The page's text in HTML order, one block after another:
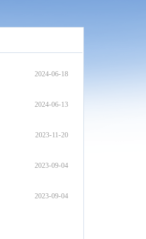
2024-06-18
2024-06-13
2023-11-20
2023-09-04
2023-09-04